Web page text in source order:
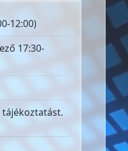
12:00)
17:30-